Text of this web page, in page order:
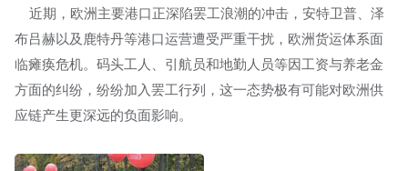
近期，欧洲主要港口正深陷罢工浪潮的冲击，安特卫普、泽
布吕赫以及鹿特丹等港口运营遭受严重干扰，欧洲货运体系面
临瘫痪危机。码头工人、引航员和地勤人员等因工资与养老金
方面的纠纷，纷纷加入罢工行列，这一态势极有可能对欧洲供
应链产生更深远的负面影响。